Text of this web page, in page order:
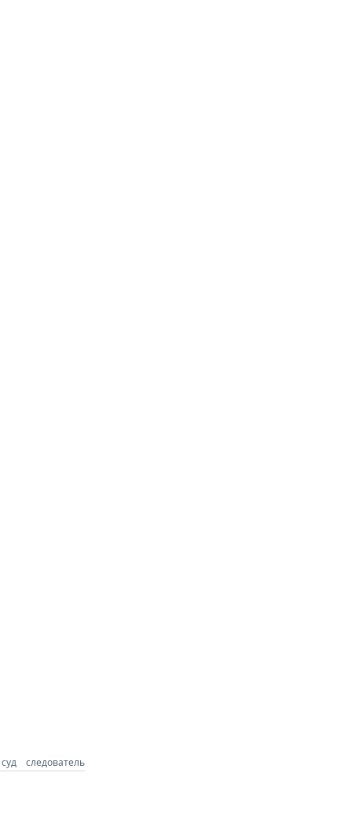
следователь